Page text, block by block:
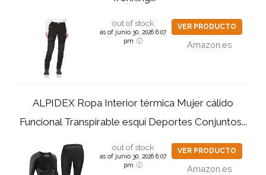
out of stock
as of junio 30, 2026 6:07
pm
VER PRODUCTO
Amazon.es
ALPIDEX Ropa Interior térmica Mujer cálido
Funcional Transpirable esquí Deportes Conjuntos...
out of stock
as of junio 30, 2026 6:07
pm
VER PRODUCTO
Amazon.es